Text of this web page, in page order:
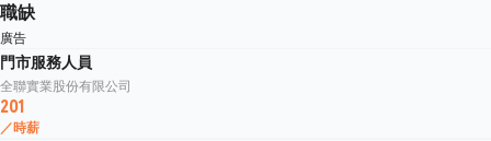
職缺
廣告
門市服務人員
全聯實業股份有限公司
201
／時薪